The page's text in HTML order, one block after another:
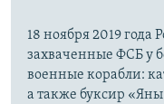
18 ноября 2019 года
захваченные ФСБ у
военные корабли:
а также буксир